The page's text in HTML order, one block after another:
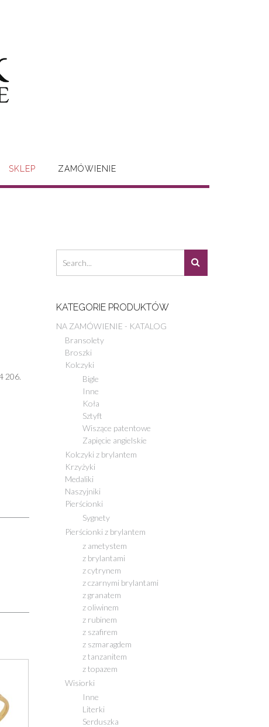
SKLEP ZAMÓWIENIE
206.
KATEGORIE PRODUKTÓW
NA ZAMÓWIENIE - KATALOG
Bransolety
Broszki
Kolczyki
Bigle
Inne
Koła
Sztyft
Wiszące patentowe
Zapięcie angielskie
Kolczyki z brylantem
Krzyżyki
Medaliki
Naszyjniki
Pierścionki
Sygnety
Pierścionki z brylantem
z ametystem
z brylantami
z cytrynem
z czarnymi brylantami
z granatem
z oliwinem
z rubinem
z szafirem
z szmaragdem
z tanzanitem
z topazem
Wisiorki
Inne
Literki
Serduszka